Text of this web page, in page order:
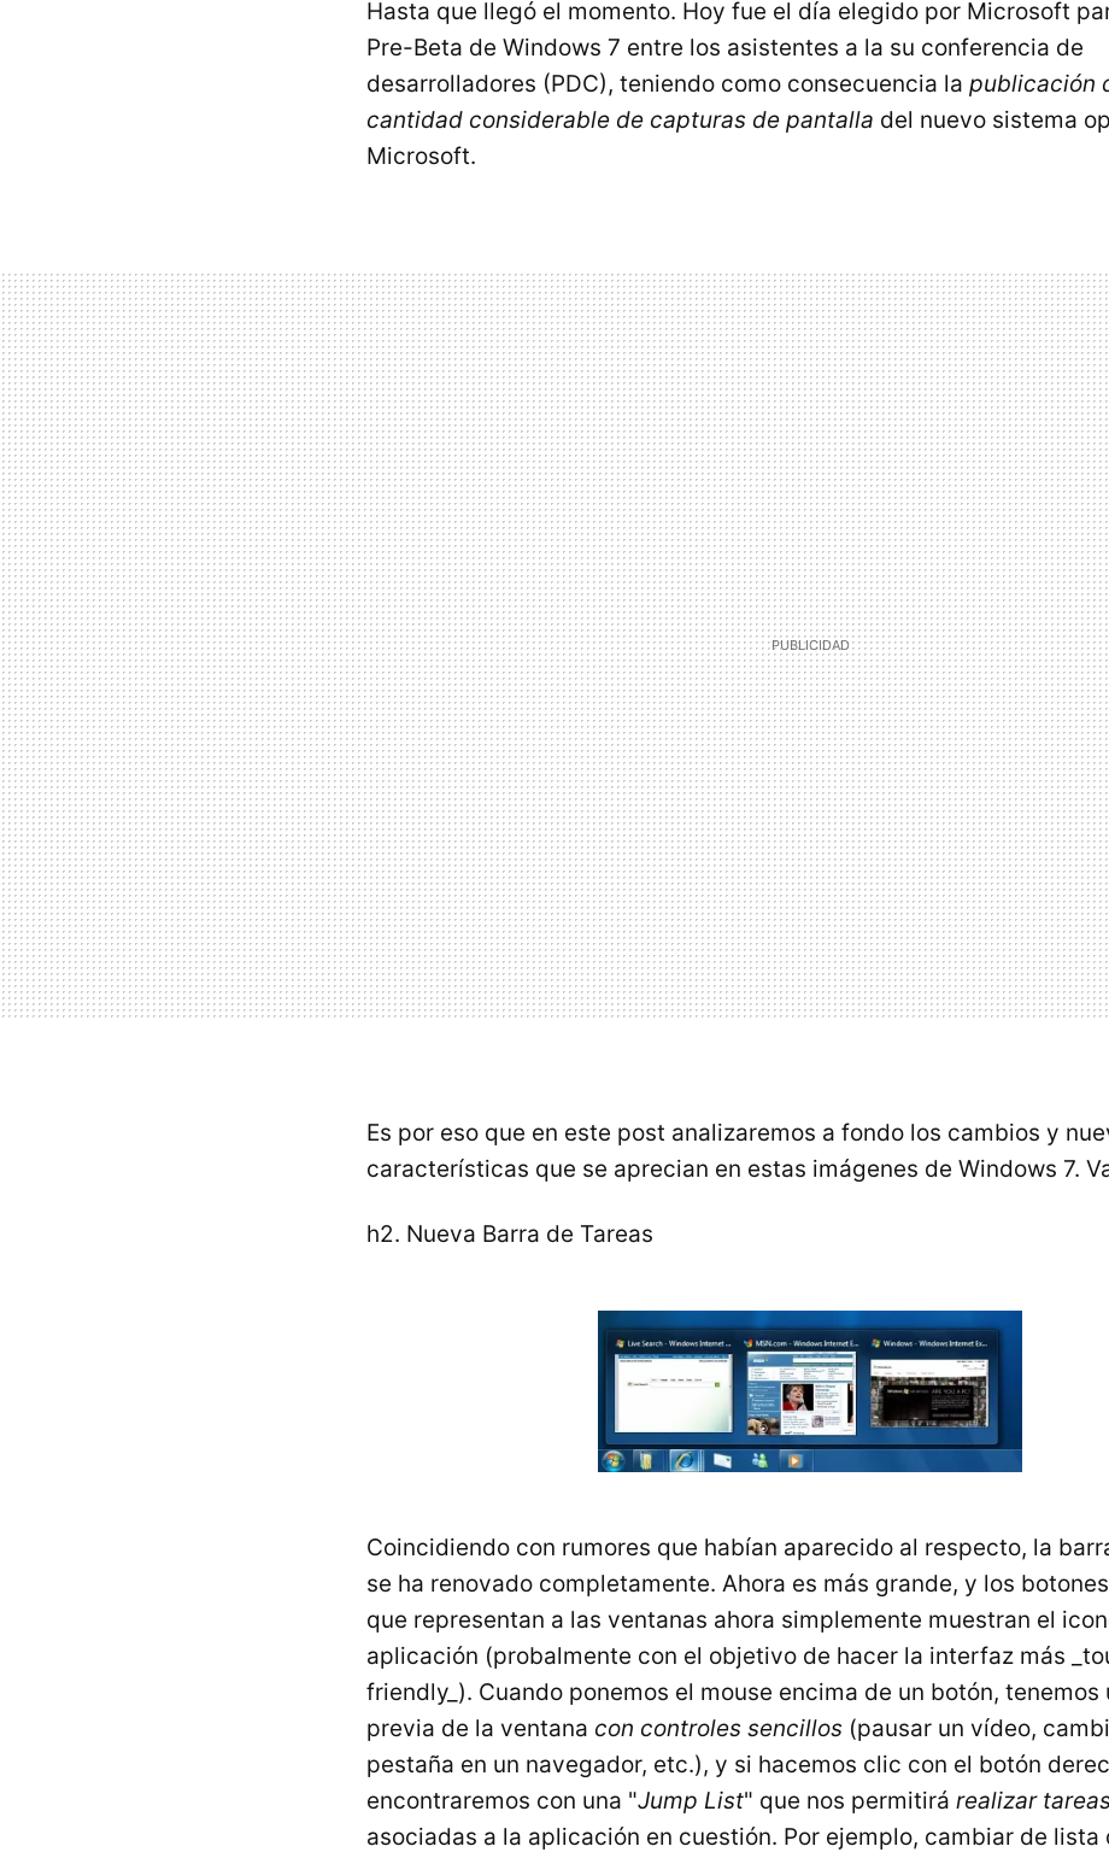
Hasta que llegó el momento. Hoy fue el día elegido por Microsoft
Pre-Beta de Windows 7 entre los asistentes a la su conferencia de
desarrolladores (PDC), teniendo como consecuencia la publicación
cantidad considerable de capturas de pantalla del nuevo sistema
Microsoft.
Es por eso que en este post analizaremos a fondo los cambios y
características que se aprecian en estas imágenes de Windows 7.
h2. Nueva Barra de Tareas
Coincidiendo con rumores que habían aparecido al respecto, la
se ha renovado completamente. Ahora es más grande, y los
que representan a las ventanas ahora simplemente muestran el
aplicación (probalmente con el objetivo de hacer la interfaz más
friendly_). Cuando ponemos el mouse encima de un botón, tenemos
previa de la ventana con controles sencillos (pausar un vídeo,
pestaña en un navegador, etc.), y si hacemos clic con el botón
encontraremos con una "Jump List" que nos permitirá realizar
asociadas a la aplicación en cuestión. Por ejemplo, cambiar de lista